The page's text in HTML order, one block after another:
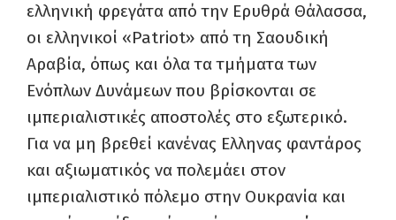
ελληνική φρεγάτα από την Ερυθρά Θάλασσα,
οι ελληνικοί «Patriot» από τη Σαουδική
Αραβία, όπως και όλα τα τμήματα των
Ενόπλων Δυνάμεων που βρίσκονται σε
ιμπεριαλιστικές αποστολές στο εξωτερικό.
Για να μη βρεθεί κανένας Ελληνας φαντάρος
και αξιωματικός να πολεμάει στον
ιμπεριαλιστικό πόλεμο στην Ουκρανία και